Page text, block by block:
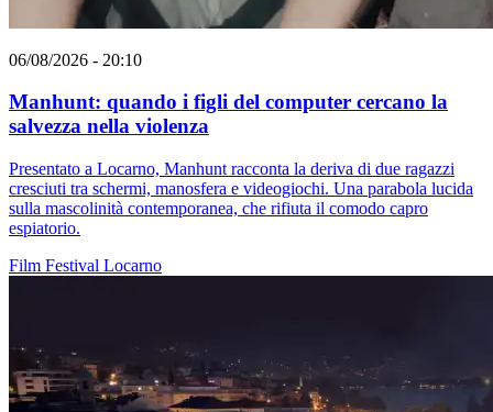
06/08/2026 - 20:10
Manhunt: quando i figli del computer cercano la
salvezza nella violenza
Presentato a Locarno, Manhunt racconta la deriva di due ragazzi
cresciuti tra schermi, manosfera e videogiochi. Una parabola lucida
sulla mascolinità contemporanea, che rifiuta il comodo capro
espiatorio.
Film Festival Locarno